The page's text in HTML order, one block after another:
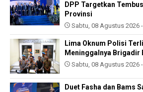
DPP Targetkan
Provinsi
Sabtu, 08 Agustus 2026
Lima Oknum Polisi
Meninggalnya Brigadir
Sabtu, 08 Agustus 2026
Duet Fasha dan Bams